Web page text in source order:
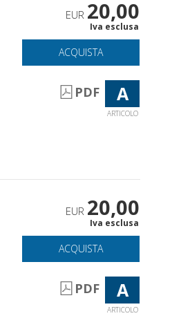
EUR 20,00
Iva esclusa
ACQUISTA
PDF A
ARTICOLO
EUR 20,00
Iva esclusa
ACQUISTA
PDF A
ARTICOLO